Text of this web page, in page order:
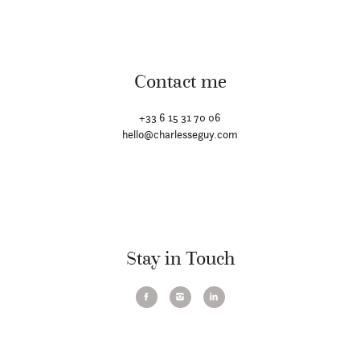
Contact me
+33 6 15 31 70 06
hello@charlesseguy.com
Stay in Touch